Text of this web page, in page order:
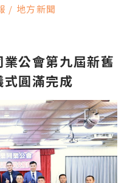
/ 地方新聞
公會第九屆新舊
圓滿完成